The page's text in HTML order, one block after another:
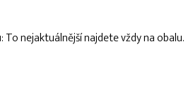
nejaktuálnější najdete vždy na obalu.